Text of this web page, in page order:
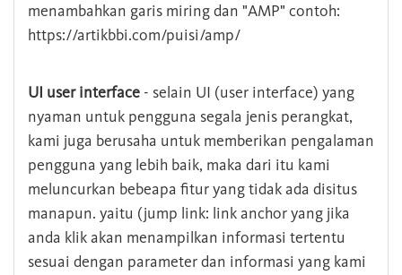
menambahkan garis miring dan "AMP" contoh:
https://artikbbi.com/puisi/amp/
UI user interface - selain UI (user interface) yang
nyaman untuk pengguna segala jenis perangkat,
kami juga berusaha untuk memberikan pengalaman
pengguna yang lebih baik, maka dari itu kami
meluncurkan bebeapa fitur yang tidak ada disitus
manapun. yaitu (jump link: link anchor yang jika
anda klik akan menampilkan informasi tertentu
sesuai dengan parameter dan informasi yang kami